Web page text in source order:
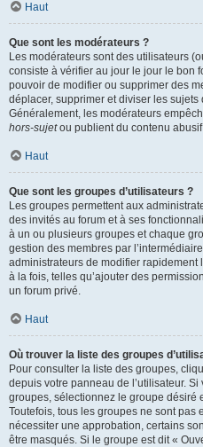
Haut
Que sont les modérateurs ?
Les modérateurs sont des utilisateurs
consiste à vérifier au jour le jour le bon
pouvoir de modifier ou supprimer des
déplacer, supprimer et diviser les sujets
Généralement, les modérateurs
hors-sujetou publient du contenu
Haut
Que sont les groupes d’utilisateurs ?
Les groupes permettent aux
des invités au forum et à ses
à un ou plusieurs groupes et chaque
gestion des membres par
administrateurs de modifier
à la fois, telles qu’ajouter des
un forum privé.
Haut
Où trouver la liste des groupes
Pour consulter la liste des groupes,
depuis votre panneau de l’utilisateur.
groupes, sélectionnez le groupe désiré
Toutefois, tous les groupes ne sont pas
nécessiter une approbation, certains
être masqués. Si le groupe est dit «